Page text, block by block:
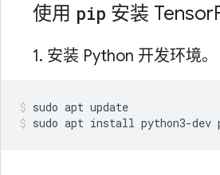
使用 pip 安装 Tensor
1. 安装 Python 开发环境。
sudo apt update
sudo apt install python3-dev